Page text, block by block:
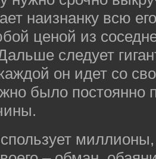
наизнанку всю
ценой из
следует
он идет со
было постоянно